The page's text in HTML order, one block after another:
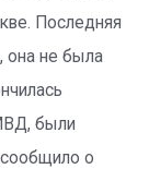
Последняя
она не была
были
о